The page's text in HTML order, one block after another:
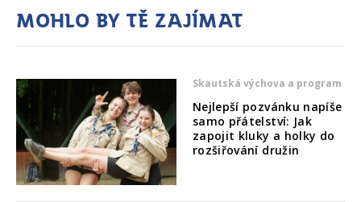
Mohlo by tě zajímat
Skautská výchova a program
Nejlepší pozvánku napíše
samo přátelství: Jak
zapojit kluky a holky do
rozšiřování družin